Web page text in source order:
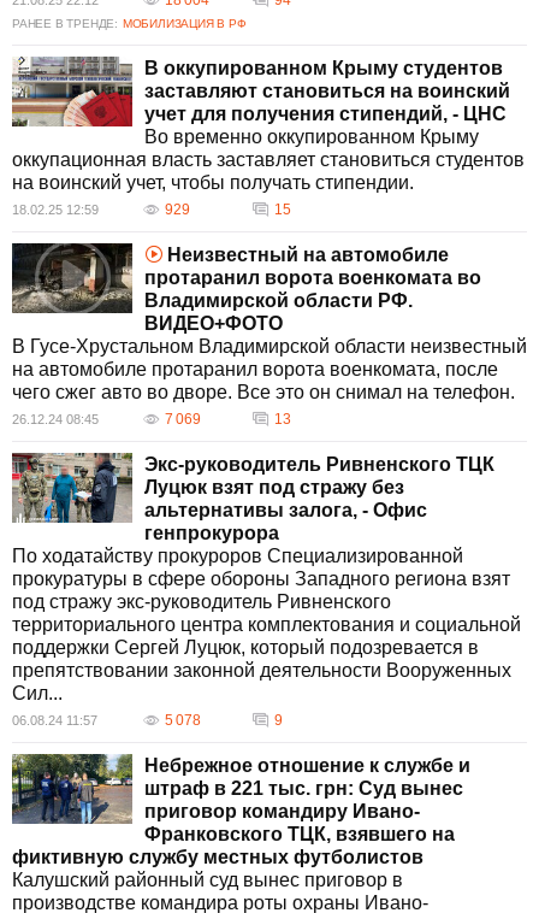
РАНЕЕ В ТРЕНДЕ: МОБИЛИЗАЦИЯ В РФ
В оккупированном Крыму студентов
заставляют становиться на воинский
учет для получения стипендий, - ЦНС
Во временно оккупированном Крыму
оккупационная власть заставляет становиться студентов
на воинский учет, чтобы получать стипендии.
18.02.25 12:59 929 15
Неизвестный на автомобиле
протаранил ворота военкомата во
Владимирской области РФ.
ВИДЕО+ФОТО
В Гусе-Хрустальном Владимирской области неизвестный
на автомобиле протаранил ворота военкомата, после
чего сжег авто во дворе. Все это он снимал на телефон.
26.12.24 08:45 7 069 13
Экс-руководитель Ривненского ТЦК
Луцюк взят под стражу без
альтернативы залога, - Офис
генпрокурора
По ходатайству прокуроров Специализированной
прокуратуры в сфере обороны Западного региона взят
под стражу экс-руководитель Ривненского
территориального центра комплектования и социальной
поддержки Сергей Луцюк, который подозревается в
препятствовании законной деятельности Вооруженных
Сил...
06.08.24 11:57 5 078 9
Небрежное отношение к службе и
штраф в 221 тыс. грн: Суд вынес
приговор командиру Ивано-
Франковского ТЦК, взявшего на
фиктивную службу местных футболистов
Калушский районный суд вынес приговор в
производстве командира роты охраны Ивано-